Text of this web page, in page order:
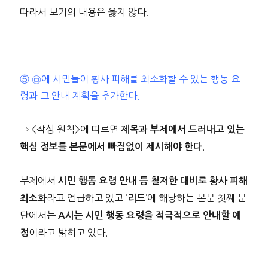
따라서 보기의 내용은 옳지 않다.
⑤ ㉤에 시민들이 황사 피해를 최소화할 수 있는 행동 요
령과 그 안내 계획을 추가한다.
⇒ <작성 원칙>에 따르면 제목과 부제에서 드러내고 있는
핵심 정보를 본문에서 빠짐없이 제시해야 한다.
부제에서 시민 행동 요령 안내 등 철저한 대비로 황사 피해
최소화라고 언급하고 있고 ‘리드‘에 해당하는 본문 첫째 문
단에서는 A시는 시민 행동 요령을 적극적으로 안내할 예
정 이라고 밝히고 있다.